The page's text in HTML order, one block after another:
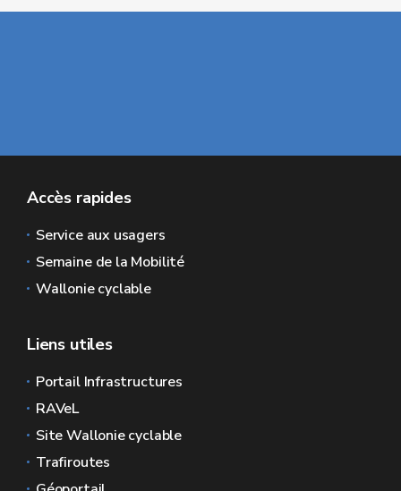
Accès rapides
Service aux usagers
Semaine de la Mobilité
Wallonie cyclable
Liens utiles
Portail Infrastructures
RAVeL
Site Wallonie cyclable
Trafiroutes